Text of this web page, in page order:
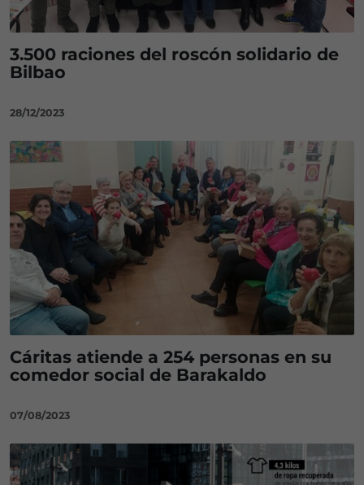
3.500 raciones del roscón solidario de
Bilbao
28/12/2023
Cáritas atiende a 254 personas en su
comedor social de Barakaldo
07/08/2023